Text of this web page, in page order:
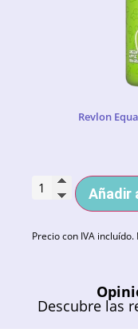
Revlon
Añadir
Precio con IVA
Descubre las